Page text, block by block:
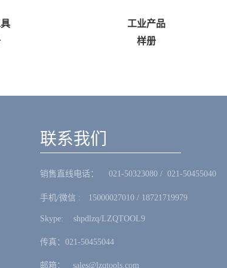
工业产品
样册
联系我们
销售直线电话：ㅤ 021-50323080 / 021-50455040
手机/微信 :ㅤ15000027010 / 18721719979
Skype: ㅤshpdlzq/LZQTOOL9
传真：021-50455044
邮箱：ㅤsales@lzqtools.com